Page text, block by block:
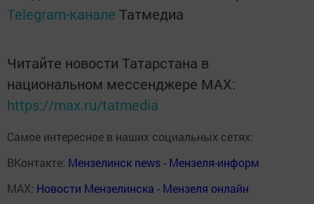
Telegram-канале Татмедиа
Читайте новости Татарстана в
национальном мессенджере MАХ:
https://max.ru/tatmedia
Самое интересное в наших социальных сетях:
ВКонтакте: Мензелинск news - Мензеля-информ
MAX: Новости Мензелинска - Мензеля онлайн